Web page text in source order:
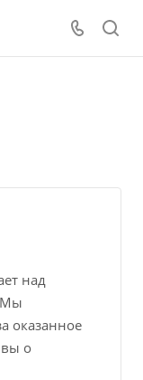
над
Мы
оказанное
о